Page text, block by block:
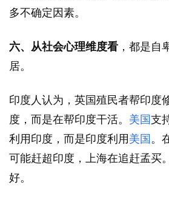
多不确定因素。
六、从社会心理维度看 ，都是自
居。
印度人认为，英国殖民者帮印度
度，而是在帮印度干活。 美国支
利用印度，而是印度利用 美国 。
可能赶超印度，上海在追赶孟买
好。